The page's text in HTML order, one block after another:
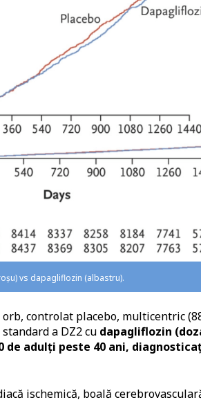
vs dapagliflozin (albastru).
controlat placebo, multicentric
a DZ2 cu dapagliflozin
de adulți peste 40 ani,
ischemică, boală